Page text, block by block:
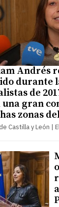
Andrés
durante
de
una gran
zonas
Castilla y León |